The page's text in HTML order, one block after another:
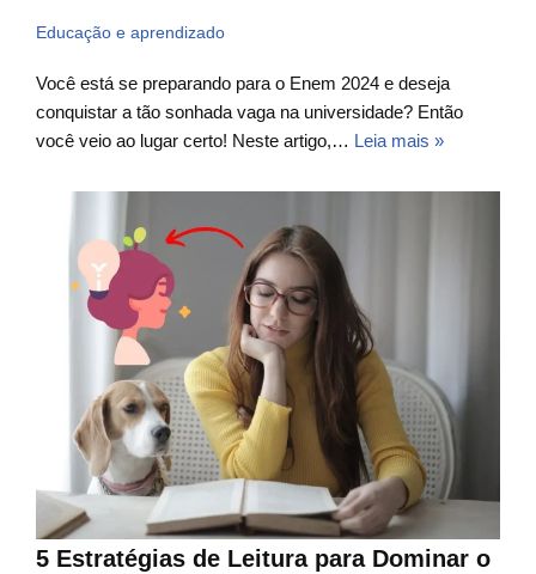
Educação e aprendizado
Você está se preparando para o Enem 2024 e deseja
conquistar a tão sonhada vaga na universidade? Então
você veio ao lugar certo! Neste artigo,… Leia mais »
5 Estratégias de Leitura para Dominar o